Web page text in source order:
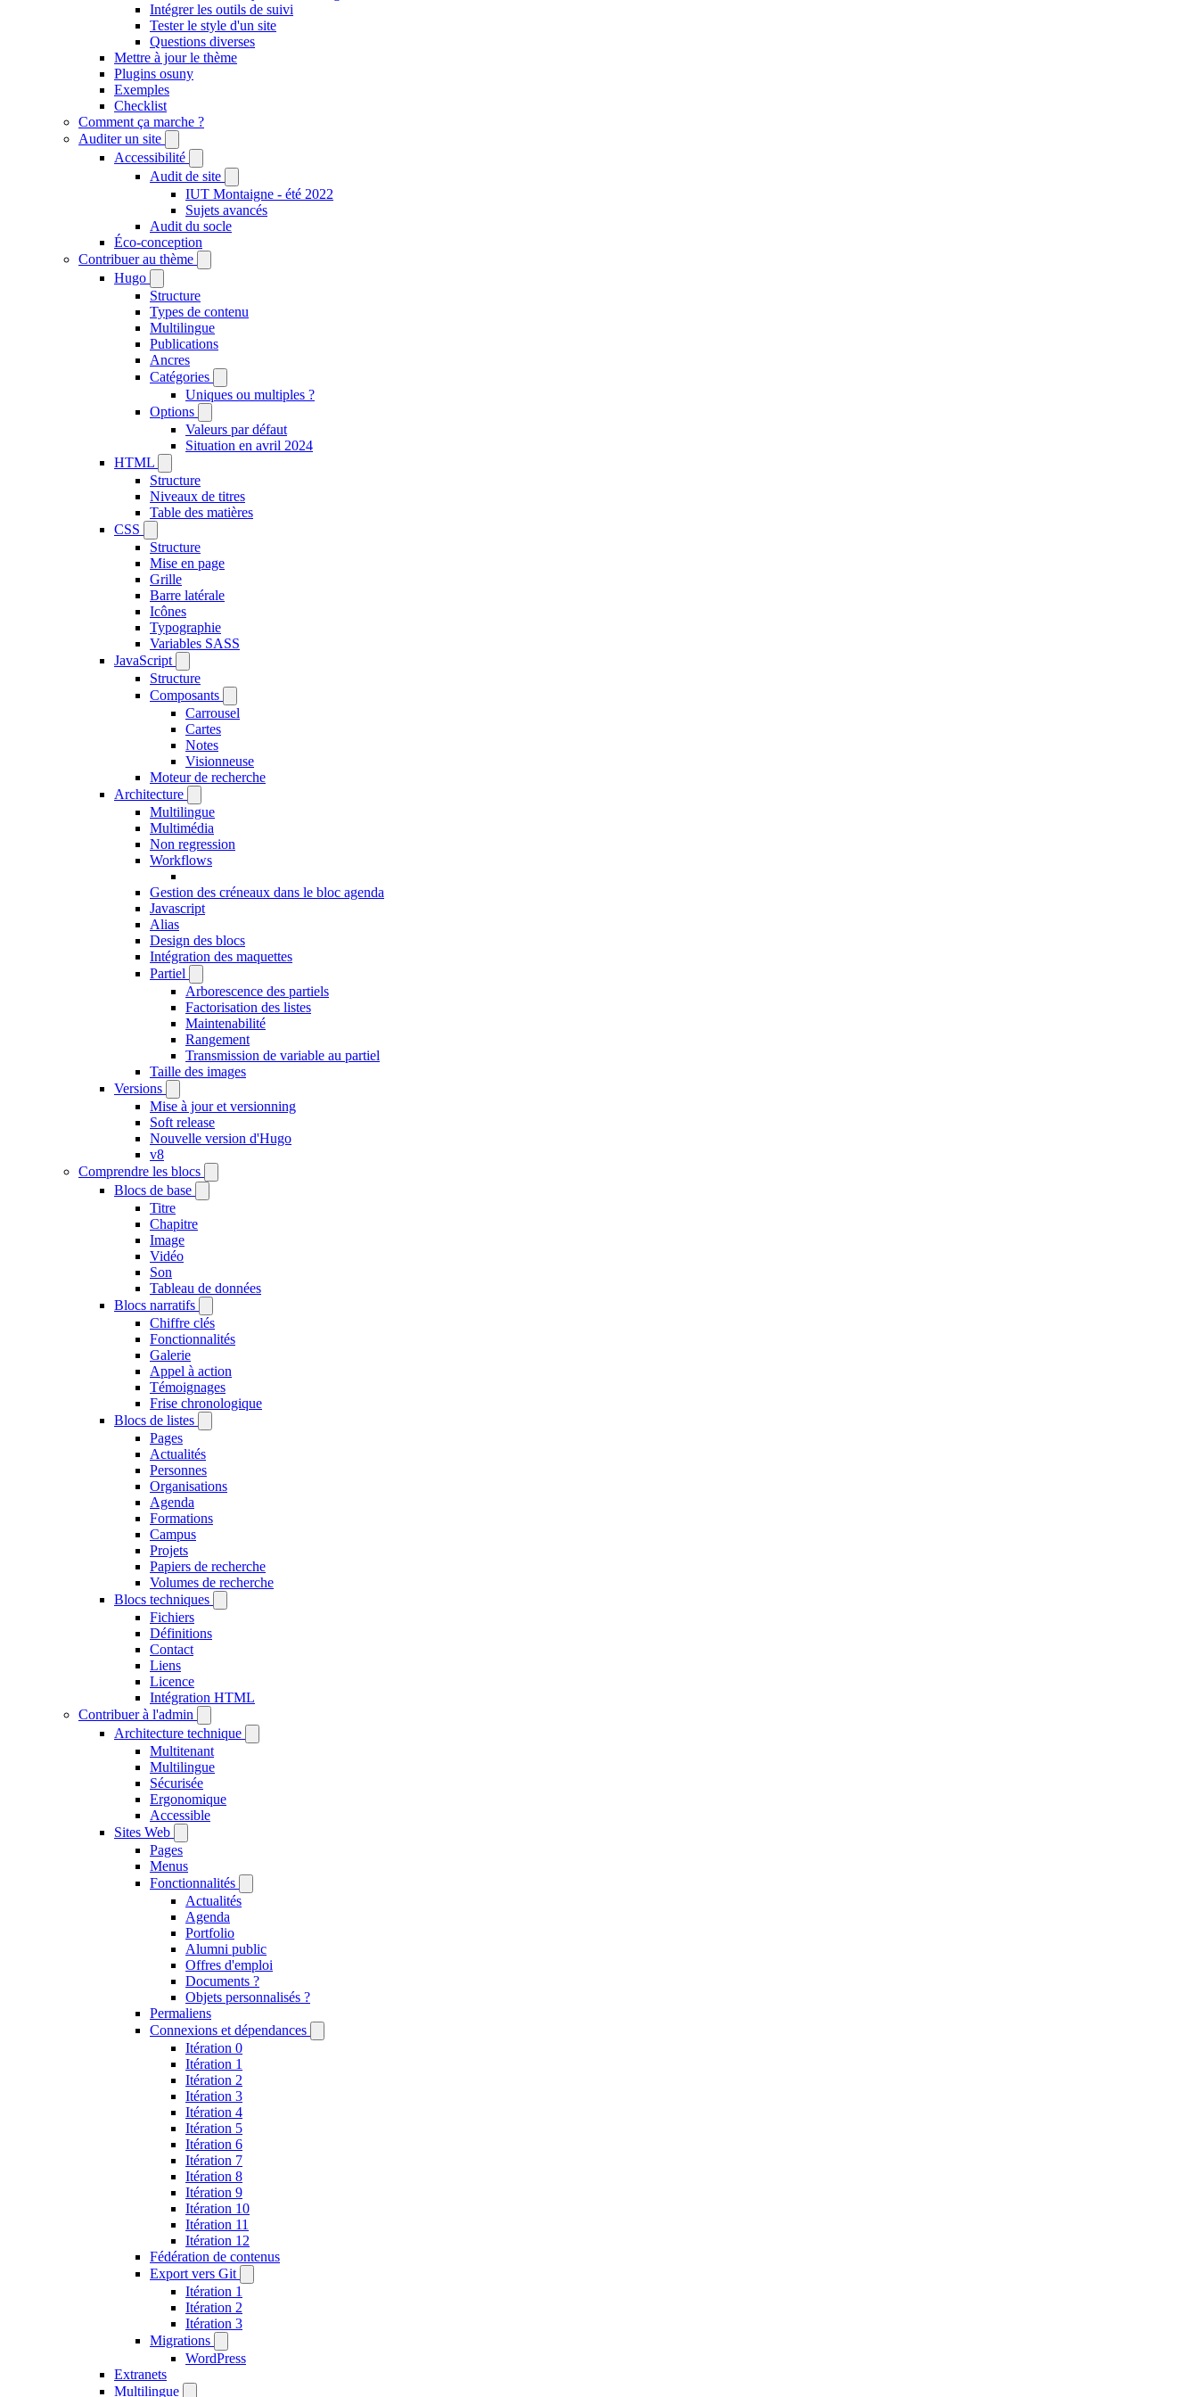
Intégrer les outils de suivi
Tester le style d'un site
Questions diverses
Mettre à jour le thème
Plugins osuny
Exemples
Checklist
Comment ça marche ?
Auditer un site
Accessibilité
Audit de site
IUT Montaigne - été 2022
Sujets avancés
Audit du socle
Éco-conception
Contribuer au thème
Hugo
Structure
Types de contenu
Multilingue
Publications
Ancres
Catégories
Uniques ou multiples ?
Options
Valeurs par défaut
Situation en avril 2024
HTML
Structure
Niveaux de titres
Table des matières
CSS
Structure
Mise en page
Grille
Barre latérale
Icônes
Typographie
Variables SASS
JavaScript
Structure
Composants
Carrousel
Cartes
Notes
Visionneuse
Moteur de recherche
Architecture
Multilingue
Multimédia
Non regression
Workflows
Gestion des créneaux dans le bloc agenda
Javascript
Alias
Design des blocs
Intégration des maquettes
Partiel
Arborescence des partiels
Factorisation des listes
Maintenabilité
Rangement
Transmission de variable au partiel
Taille des images
Versions
Mise à jour et versionning
Soft release
Nouvelle version d'Hugo
v8
Comprendre les blocs
Blocs de base
Titre
Chapitre
Image
Vidéo
Son
Tableau de données
Blocs narratifs
Chiffre clés
Fonctionnalités
Galerie
Appel à action
Témoignages
Frise chronologique
Blocs de listes
Pages
Actualités
Personnes
Organisations
Agenda
Formations
Campus
Projets
Papiers de recherche
Volumes de recherche
Blocs techniques
Fichiers
Définitions
Contact
Liens
Licence
Intégration HTML
Contribuer à l'admin
Architecture technique
Multitenant
Multilingue
Sécurisée
Ergonomique
Accessible
Sites Web
Pages
Menus
Fonctionnalités
Actualités
Agenda
Portfolio
Alumni public
Offres d'emploi
Documents ?
Objets personnalisés ?
Permaliens
Connexions et dépendances
Itération 0
Itération 1
Itération 2
Itération 3
Itération 4
Itération 5
Itération 6
Itération 7
Itération 8
Itération 9
Itération 10
Itération 11
Itération 12
Fédération de contenus
Export vers Git
Itération 1
Itération 2
Itération 3
Migrations
WordPress
Extranets
Multilingue